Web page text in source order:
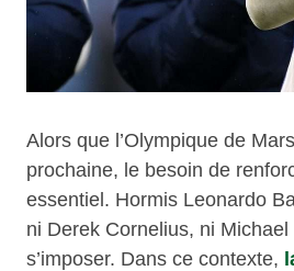
Alors que l’Olympique de
prochaine, le besoin de
essentiel. Hormis Leonardo
ni Derek Cornelius, ni
s’imposer. Dans ce contexte,